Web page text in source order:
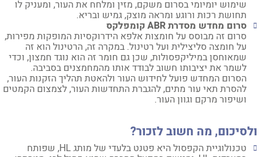
שימוש יומיומי בסרום משקם, מזין ומלחח את העור, ומעניק לו
תחושת רכות ורוגע ומראה מוצק, גמיש ובריא.
סרום מחדש מסדרתABRקומפלקס
סרום זה מבוסס על חומצות אלפא הידרוקסיות המופקות מפירות,
על חומצה סליצילית ועל רטינול. במקרה זה, הרטינול הוא זה
שמאוחסן במיליקפסולות, שכן גם חומר זה הוא נוגד חמצון, וכדי
לשמר את יציבותו חשוב לבודד אותו מהמחמצנים בסביבה.
הסרום המחדש פועל לחידוש העור ולהאטת תהליך הזקנות העור,
להסרת תאי עור מתים, להגברת התחדשות העור, לצמצום הקמטים
ושיפור מרקם וגוון העור.
מה חשוב לזכור?
טכנולוגיית הקפסול היא פטנט בלעדי של מותג HL, שפותח